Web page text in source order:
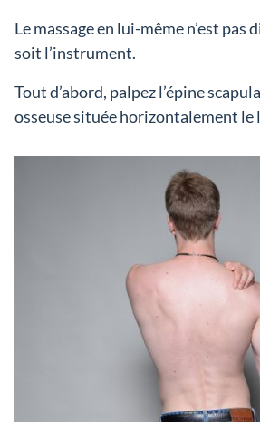
Le massage en lui-même n’est pas
soit l’instrument.
Tout d’abord, palpez l’épine
osseuse située horizontalement le